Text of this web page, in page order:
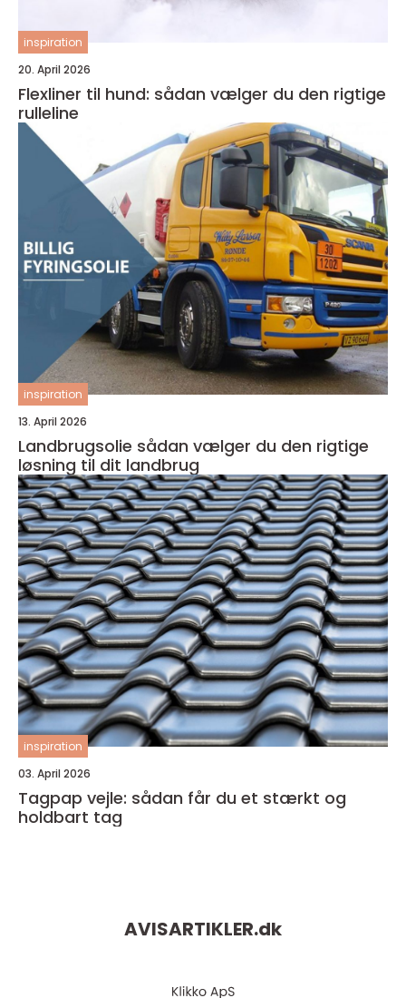
inspiration
20. April 2026
Flexliner til hund: sådan vælger du den rigtige
rulleline
inspiration
13. April 2026
Landbrugsolie sådan vælger du den rigtige
løsning til dit landbrug
inspiration
03. April 2026
Tagpap vejle: sådan får du et stærkt og
holdbart tag
AVISARTIKLER.dk